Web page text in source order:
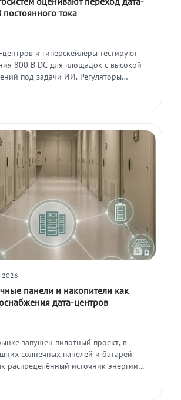
тока
и гиперскейлеры тестируют
800 В DC для площадок с высокой
под задачи ИИ. Регуляторы
2026
панели и накопители как
дата-центров
запущен пилотный проект, в
солнечных панелей и батарей
распределённый источник энергии
отрасли к альтернативным